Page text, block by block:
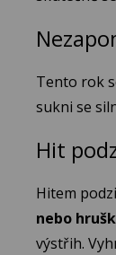
Tento rok
sukni se
Hit
Hitem
nebo
výstřih.